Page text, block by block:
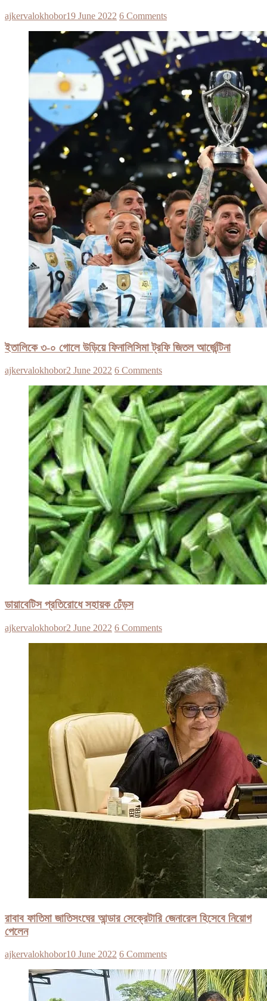
ajkervalokhobor19 June 2022 6 Comments
ইতালিকে ৩-০ গোলে উড়িয়ে ফিনালিসিমা ট্রফি জিতল আর্জেন্টিনা
ajkervalokhobor2 June 2022 6 Comments
ডায়াবেটিস প্রতিরোধে সহায়ক ঢেঁড়স
ajkervalokhobor2 June 2022 6 Comments
রাবাব ফাতিমা জাতিসংঘের আন্ডার সেক্রেটারি জেনারেল হিসেবে নিয়োগ
পেলেন
ajkervalokhobor10 June 2022 6 Comments